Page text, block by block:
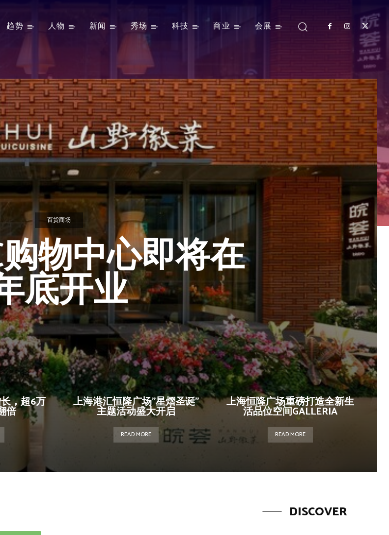
趋势 人物 新闻 秀场 科技 商业 会展
百货商场
物中心即将在
底开业
，超6万
倍
上海港汇恒隆广场”星熠圣诞”
主题活动盛大开启
READ MORE
上海恒隆广场重磅打造全新生
活品位空间GALLERIA
READ MORE
DISCOVER